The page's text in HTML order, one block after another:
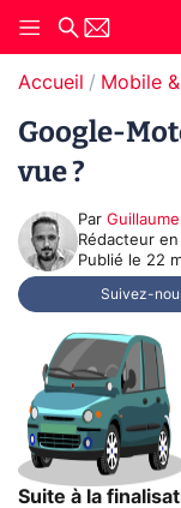
Accueil Mobile
Google-
vue ?
Par
Rédacteur
Publié le 22
Suivez-
Suite à la